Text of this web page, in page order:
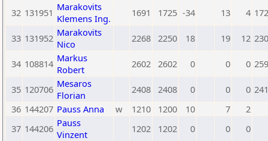
32 131951 Marakovits
Klemens Ing.
1691 1725 -34 13 4
33 131952 Marakovits
Nico
2268 2250 18 19 12
34 108814 Markus
Robert
2602 2602 0 0 0
35 120706 Mesaros
Florian
2408 2408 0 0 0
36 144207 Pauss Anna w 1210 1200 10 7
2
37 144206 Pauss
Vinzent
1202 1202 0 0 0